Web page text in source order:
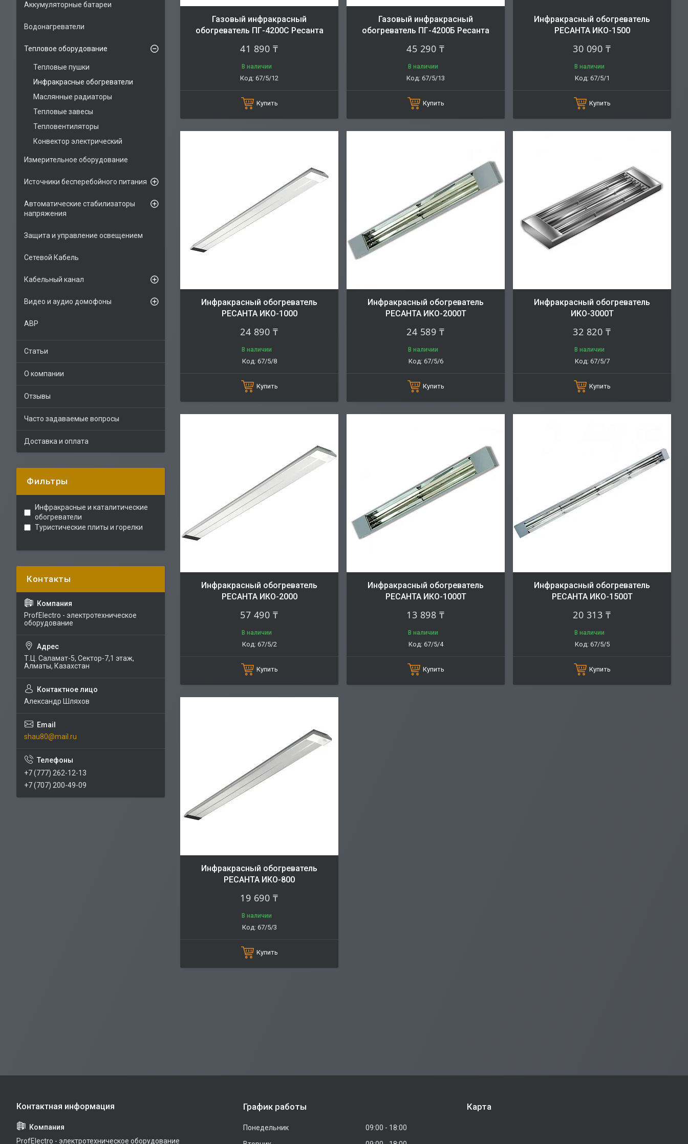
Газовый инфракрасный
обогреватель ПГ-4200С Ресанта
41 890 ₸
В наличии
67/5/12
Купить
Газовый инфракрасный
обогреватель ПГ-4200Б Ресанта
45 290 ₸
В наличии
67/5/13
Купить
Инфракрасный обогреватель
РЕСАНТА ИКО-1500
30 090 ₸
В наличии
67/5/1
Купить
Инфракрасный обогреватель
РЕСАНТА ИКО-1000
24 890 ₸
В наличии
67/5/8
Купить
Инфракрасный обогреватель
РЕСАНТА ИКО-2000Т
24 589 ₸
В наличии
67/5/6
Купить
Инфракрасный обогреватель
ИКО-3000Т
32 820 ₸
В наличии
67/5/7
Купить
Инфракрасный обогреватель
РЕСАНТА ИКО-2000
57 490 ₸
В наличии
67/5/2
Купить
Инфракрасный обогреватель
РЕСАНТА ИКО-1000Т
13 898 ₸
В наличии
67/5/4
Купить
Инфракрасный обогреватель
РЕСАНТА ИКО-1500Т
20 313 ₸
В наличии
67/5/5
Купить
Инфракрасный обогреватель
РЕСАНТА ИКО-800
19 690 ₸
В наличии
67/5/3
Купить
Аккумуляторные батареи
Водонагреватели
Тепловое оборудование
Тепловые пушки
Инфракрасные обогреватели
Маслянные радиаторы
Тепловые завесы
Тепловентиляторы
Конвектор электрический
Измерительное оборудование
Источники бесперебойного питания
Автоматические стабилизаторы
напряжения
Защита и управление освещением
Сетевой Кабель
Кабельный канал
Видео и аудио домофоны
АВР
Статьи
О компании
Отзывы
Часто задаваемые вопросы
Доставка и оплата
Фильтры
Инфракрасные и каталитические
обогреватели
Туристические плиты и горелки
ProfElectro - электротехническое
оборудование
Т.Ц. Саламат-5, Cектор-7,1 этаж,
Алматы, Казахстан
Александр Шляхов
shau80@mail.ru
+7 (777) 262-12-13
+7 (707) 200-49-09
ProfElectro - электротехническое оборудование
График работы
Понедельник 09:00
18:00
Карта